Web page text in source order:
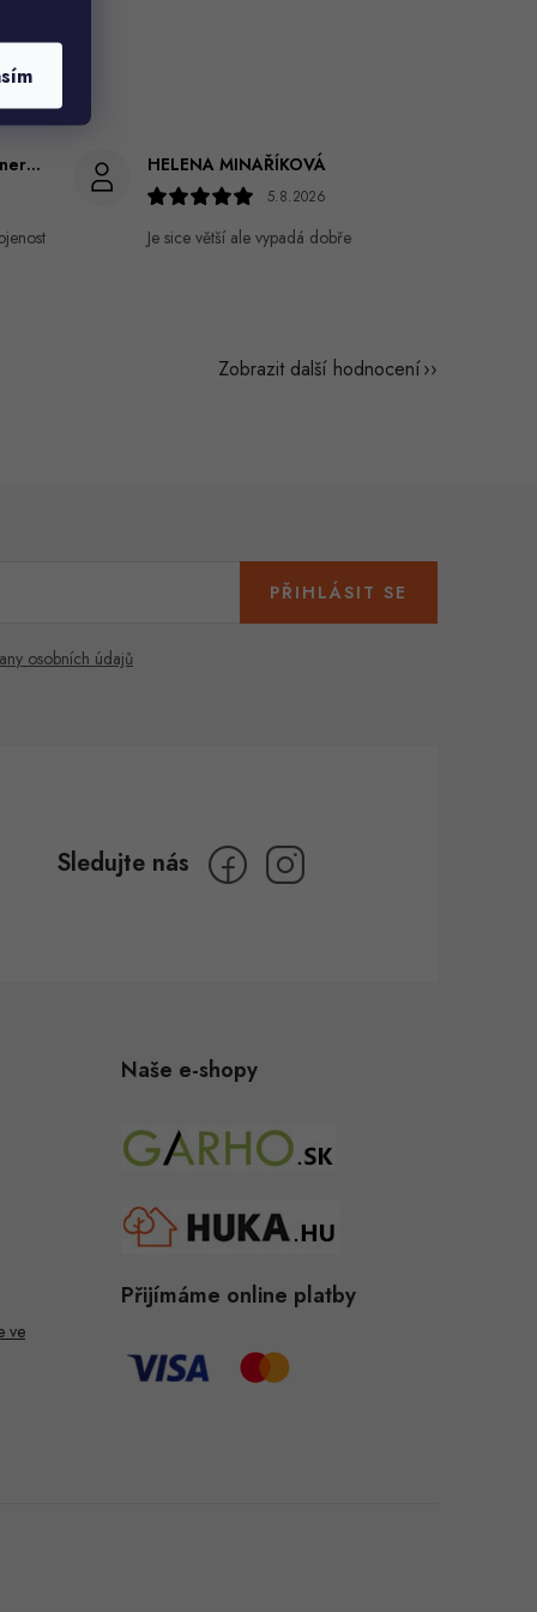
Gabriela Březinová Vágnerová HELENA MINAŘÍKOVÁ
5.8.2026
Je sice větší ale vypadá dobře
Zobrazit další hodnocení
osobních údajů
PŘIHLÁSIT SE
ve
Naše e-shopy
Přijímáme online platby